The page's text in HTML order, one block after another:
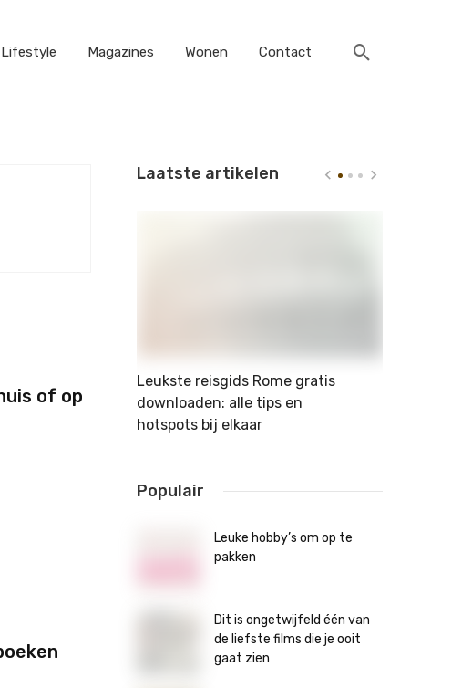
Lifestyle Magazines Wonen Contact
of op
Laatste artikelen
Leukste reisgids Rome gratis
downloaden: alle tips en
hotspots bij elkaar
Populair
Leuke hobby’s om op te
pakken
Dit is ongetwijfeld één van
de liefste films die je ooit
gaat zien